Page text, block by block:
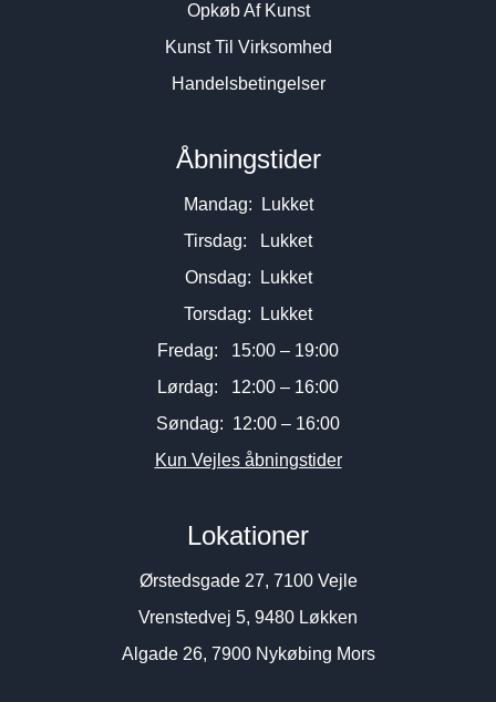
Opkøb Af Kunst
Kunst Til Virksomhed
Handelsbetingelser
Åbningstider
Mandag: Lukket
Tirsdag: Lukket
Onsdag: Lukket
Torsdag: Lukket
Fredag: 15:00 – 19:00
Lørdag: 12:00 – 16:00
Søndag: 12:00 – 16:00
Kun Vejles åbningstider
Lokationer
Ørstedsgade 27, 7100 Vejle
Vrenstedvej 5, 9480 Løkken
Algade 26, 7900 Nykøbing Mors